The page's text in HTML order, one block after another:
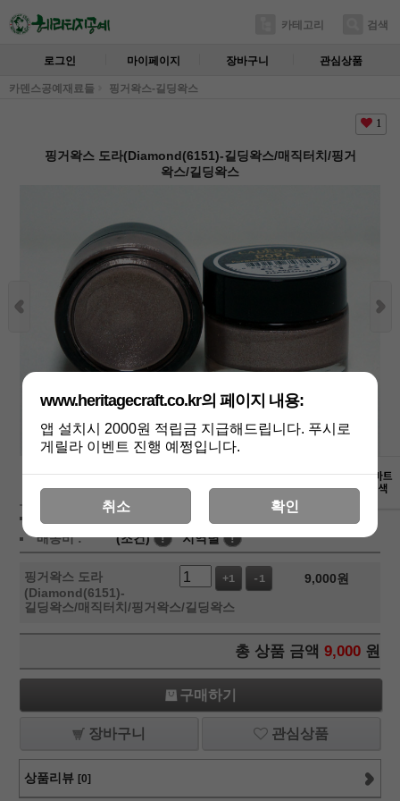
카테고리 검색
로그인 마이페이지 장바구니 관심상품
카덴스공예재료들 핑거왁스-길딩왁스
1
핑거왁스 도라(Diamond(6151)-길딩왁스/매직터치/핑거
왁스/길딩왁스
상품가 :
배송비 :
(조건) ! 지역별 !
핑거왁스 도라
(Diamond(6151)-
길딩왁스/매직터치/핑거왁스/길딩왁스
+1 -1 9,000원
총 상품 금액 9,000 원
구매하기
장바구니 관심상품
상품리뷰 [0]
www.heritagecraft.co.kr의 페이지 내용:
앱 설치시 2000원 적립금 지급해드립니다. 푸시로
게릴라 이벤트 진행 예쩡입니다.
취소 확인